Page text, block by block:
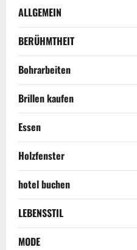
ALLGEMEIN
BERÜHMTHEIT
Bohrarbeiten
Brillen kaufen
Essen
Holzfenster
hotel buchen
LEBENSSTIL
MODE